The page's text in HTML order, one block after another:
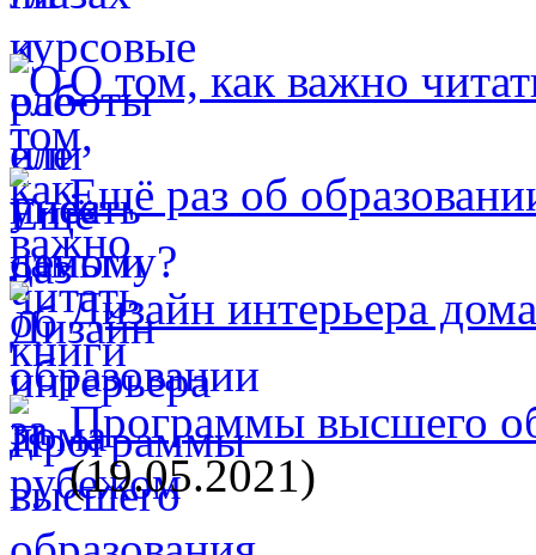
О том, как важно
Ещё раз об
Дизайн интерьера дома
Программы высшего
(19.05.2021)